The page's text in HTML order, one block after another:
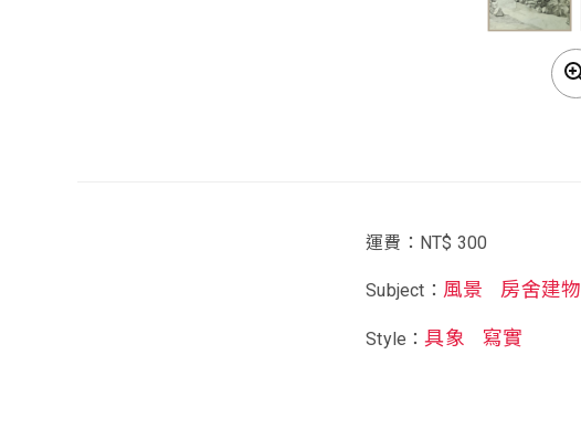
運費：NT$ 300
Subject： 風景 房舍建物
Style：具象 寫實